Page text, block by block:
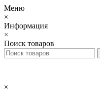
Меню
×
Информация
×
Поиск товаров
×